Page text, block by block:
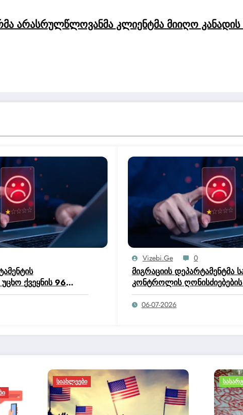
არასრულწლოვანმა კლიენტმა მიიღო კანადის
ქვეყნის 96
გააძევეს –
Vizebi.ge 0
მიგრაციის დეპარტამენტმა
კონტროლის
უცხო ქვეყნის 50 მოქალაქე
06-07-2026
ᲡᲐᲡᲐᲠᲒᲔᲑᲚᲝ ᲘᲜᲤᲝᲠᲛᲐᲪᲘᲐ ᲡᲘᲐᲮᲚᲔᲔᲑᲘ